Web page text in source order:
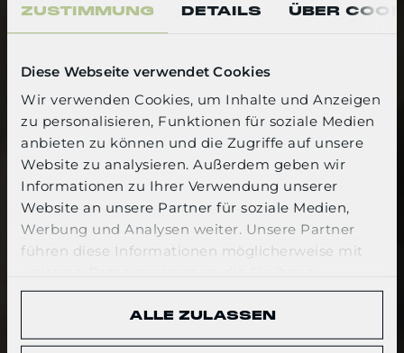
ZUSTIMMUNG DETAILS ÜBER
Diese Webseite verwendet Cookies
Wir verwenden Cookies, um Inhalte und Anzeigen
zu personalisieren, Funktionen für soziale Medien
anbieten zu können und die Zugriffe auf unsere
Website zu analysieren. Außerdem geben wir
Informationen zu Ihrer Verwendung unserer
Website an unsere Partner für soziale Medien,
Werbung und Analysen weiter. Unsere Partner
führen diese Informationen möglicherweise mit
bereitgestellt haben oder die sie im Rahmen Ihrer
Nutzung der Dienste gesammelt haben.
ALLE ZULASSEN
SELECT YOUR LANGUAGE
English
CONFIRM